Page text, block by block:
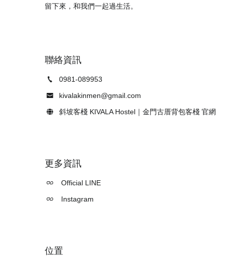
聯絡資訊
0981-089953
kivalakinmen@gmail.com
斜坡客棧 KIVALA Hostel｜金門古厝背包客棧 官網
更多資訊
Official LINE
Instagram
位置